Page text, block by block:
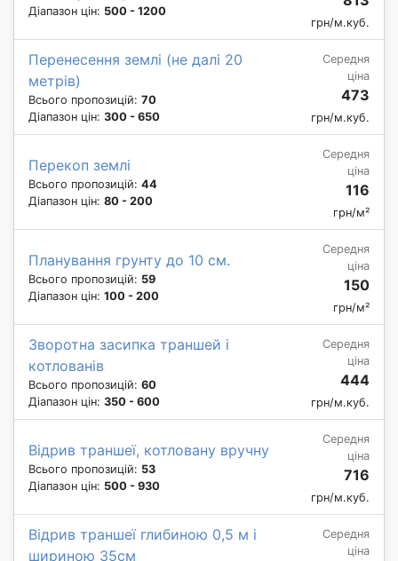
Діапазон цін: 500 - 1200
грн/м.куб.
Перенесення землі (не далі 20
метрів)
Всього пропозицій: 70
Діапазон цін: 300 - 650
Середня
ціна
473
грн/м.куб.
Перекоп землі
Всього пропозицій: 44
Діапазон цін: 80 - 200
Середня
ціна
116
грн/м²
Планування грунту до 10 см.
Всього пропозицій: 59
Діапазон цін: 100 - 200
Середня
ціна
150
грн/м²
Зворотна засипка траншей і
котлованів
Всього пропозицій: 60
Діапазон цін: 350 - 600
Середня
ціна
444
грн/м.куб.
Відрив траншеї, котловану вручну
Всього пропозицій: 53
Діапазон цін: 500 - 930
Середня
ціна
716
грн/м.куб.
Відрив траншеї глибиною 0,5 м і
шириною 35см
Середня
ціна